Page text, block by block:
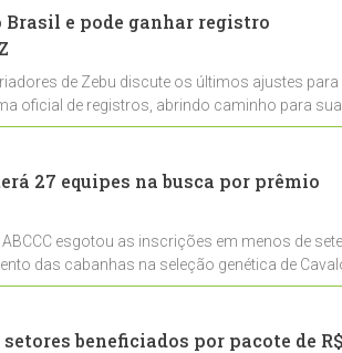
Brasil e pode ganhar registro
de Zebu discute os últimos ajustes para
oficial de registros, abrindo caminho para sua
27 equipes na busca por prêmio
esgotou as inscrições em menos de sete
das cabanhas na seleção genética de
beneficiados por pacote de